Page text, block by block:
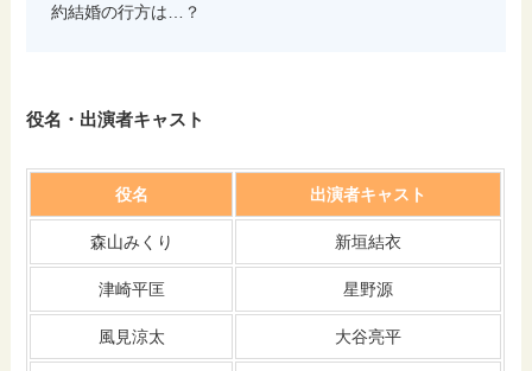
約結婚の行方は…？
役名・出演者キャスト
役名 出演者キャスト
森山みくり 新垣結衣
津崎平匡 星野源
風見涼太 大谷亮平